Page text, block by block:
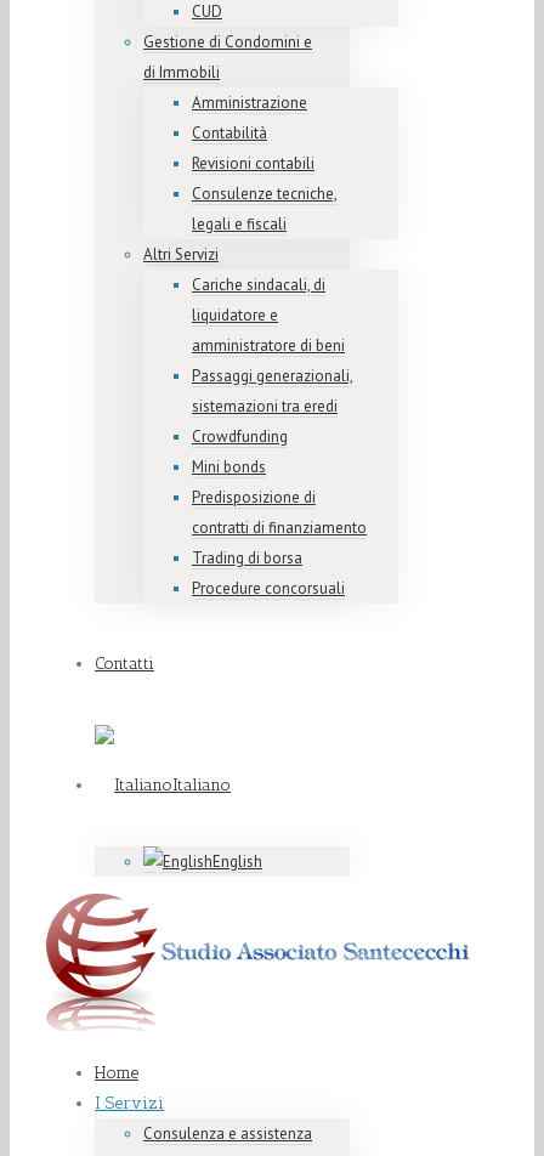
CUD
Gestione di Condomini e
di Immobili
Amministrazione
Contabilità
Revisioni contabili
Consulenze tecniche,
legali e fiscali
Altri Servizi
Cariche sindacali, di
liquidatore e
amministratore di beni
Passaggi generazionali,
sistemazioni tra eredi
Crowdfunding
Mini bonds
Predisposizione di
contratti di finanziamento
Trading di borsa
Procedure concorsuali
Contatti
Italiano
English
Home
I Servizi
Consulenza e assistenza